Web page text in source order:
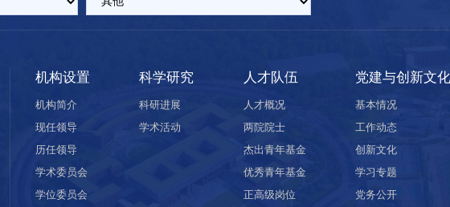
机构设置
机构简介
现任领导
历任领导
学术委员会
学位委员会
科学研究
科研进展
学术活动
人才队伍
人才概况
两院院士
杰出青年基金
优秀青年基金
正高级岗位
党建与创新文化
基本情况
工作动态
创新文化
学习专题
党务公开